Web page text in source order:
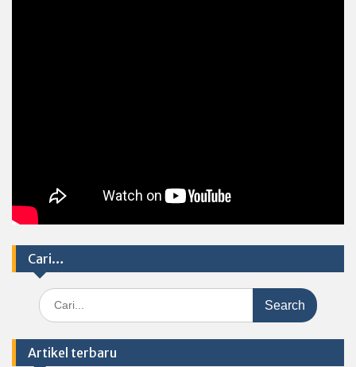
Cari…
Search
for:
Artikel terbaru